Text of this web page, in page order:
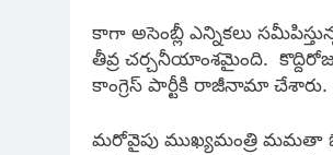
కాగా అసెంబ్లీ ఎన్నికలు
తీవ్ర చర్చనీయాంశమైంది.
కాంగ్రెస్ పార్టీకి రాజీనామా చేశారు.
మరోవైపు ముఖ్యమంత్రి మమతా